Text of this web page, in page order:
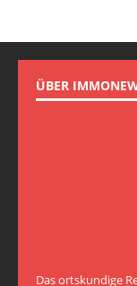
ÜBER
Das ortskundige